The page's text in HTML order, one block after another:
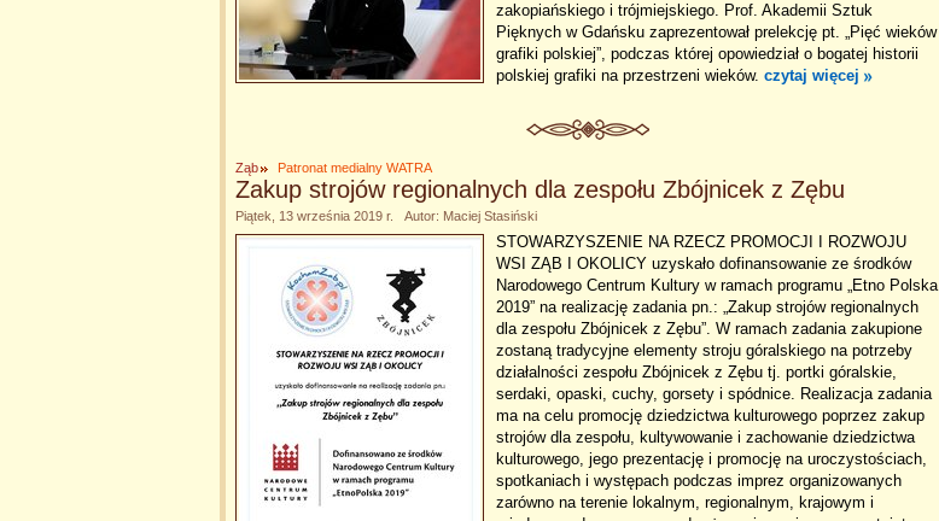
zakopiańskiego i trójmiejskiego. Prof. Akademii Sztuk
Pięknych w Gdańsku zaprezentował prelekcję pt. „Pięć wieków
grafiki polskiej”, podczas której opowiedział o bogatej historii
polskiej grafiki na przestrzeni wieków. czytaj więcej
Ząb Patronat medialny WATRA
Zakup strojów regionalnych dla zespołu Zbójnicek z Zębu
Piątek, 13 września 2019 r. Autor: Maciej Stasiński
STOWARZYSZENIE NA RZECZ PROMOCJI I ROZWOJU
WSI ZĄB I OKOLICY uzyskało dofinansowanie ze środków
Narodowego Centrum Kultury w ramach programu „Etno Polska
2019” na realizację zadania pn.: „Zakup strojów regionalnych
dla zespołu Zbójnicek z Zębu”. W ramach zadania zakupione
zostaną tradycyjne elementy stroju góralskiego na potrzeby
działalności zespołu Zbójnicek z Zębu tj. portki góralskie,
serdaki, opaski, cuchy, gorsety i spódnice. Realizacja zadania
ma na celu promocję dziedzictwa kulturowego poprzez zakup
strojów dla zespołu, kultywowanie i zachowanie dziedzictwa
kulturowego, jego prezentację i promocję na uroczystościach,
spotkaniach i występach podczas imprez organizowanych
zarówno na terenie lokalnym, regionalnym, krajowym i